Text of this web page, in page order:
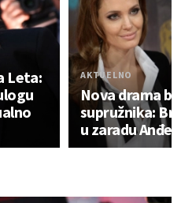
Leta:
AKTUELNO
Nova drama
supružnika:
u zaradu